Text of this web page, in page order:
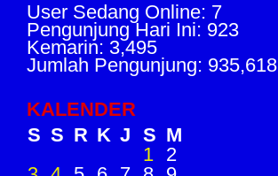
User Sedang Online: 7
Pengunjung Hari Ini: 923
Kemarin: 3,495
Jumlah Pengunjung: 935,618
KALENDER
S S R K J S M
1 2